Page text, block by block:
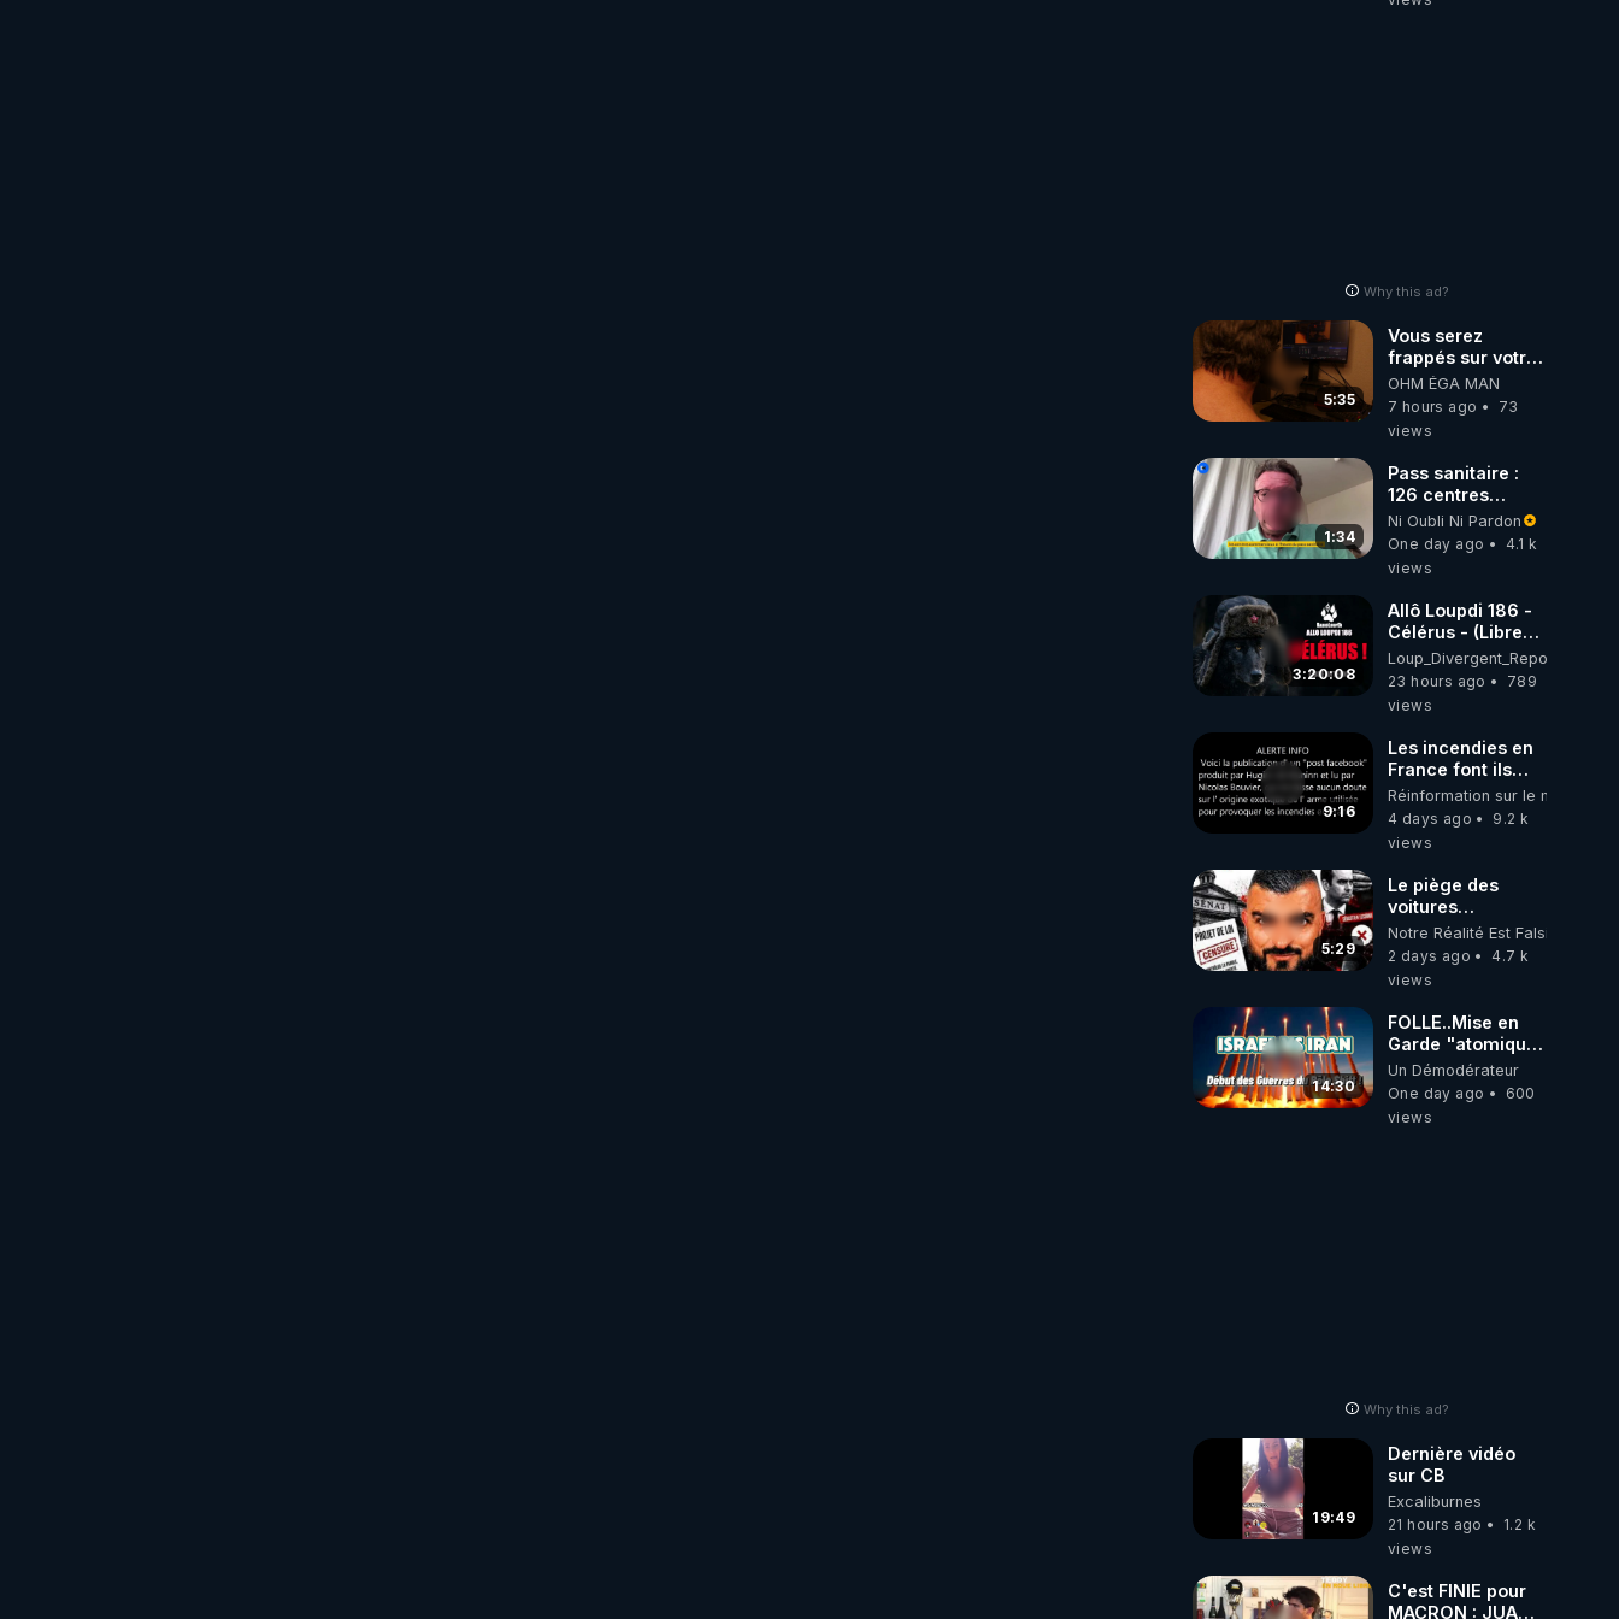
Why this ad?
5:35
Vous serez
frappés sur votre
sol européens par
la faute des
dirigeants qui
le nez
OHM ÉGA MAN
7 hours ago
73
views
1:34
Pass sanitaire :
126 centres
commerciaux
concernés par
l'obligation dans
Ni Oubli Ni Pardon
One day ago
4.1 k
views
3:20:08
Allô Loupdi 186 -
Célérus - (Libre
Antenne) - Loup
Divergent
2026.08.06
Loup_Divergent_Reposts
23 hours ago
789
views
9:16
Les incendies en
France font ils
partie d' un plan
qui aurait débuté
le 11 septembre
Réinformation sur le monde
4 days ago
9.2 k
views
5:29
Le piège des
voitures
électriques se
referme sur les
usagers !
Notre Réalité Est Falsifiée Et
2 days ago
4.7 k
views
14:30
FOLLE..Mise en
Garde "atomique"
d'1Sérial Lanceur
d'ALERTES
combinant
Un Démodérateur
One day ago
600
views
Why this ad?
19:49
Dernière vidéo
sur CB
Excaliburnes
21 hours ago
1.2 k
views
C'est FINIE pour
MACRON : JUAN